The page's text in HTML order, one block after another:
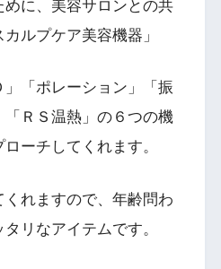
に、美容サロンとの共
ルプケア美容機器」
」「ポレーション」「振
ＲＳ温熱」の６つの機
ーチしてくれます。
れますので、年齢問わ
リなアイテムです。